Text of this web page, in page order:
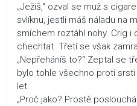
„Ježiš,“ ozval se muž s
svlíknu, jestli máš náladu na
smíchem roztáhl nohy. Crig i
chechtat. Třetí se však
„Nepřeháníš to?“ Zeptal se
bylo tohle všechno proti srsti
let.
„Proč jako? Prostě